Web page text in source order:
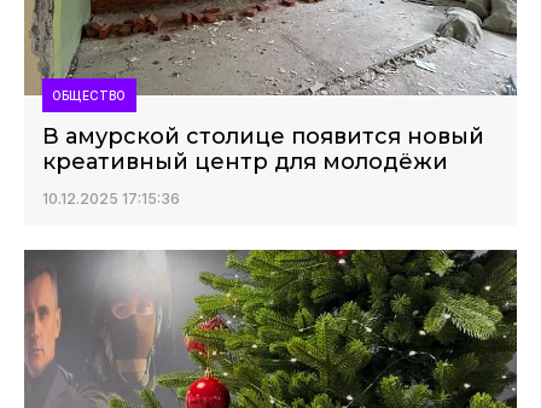
ОБЩЕСТВО
В амурской столице появится новый
креативный центр для молодёжи
10.12.2025 17:15:36